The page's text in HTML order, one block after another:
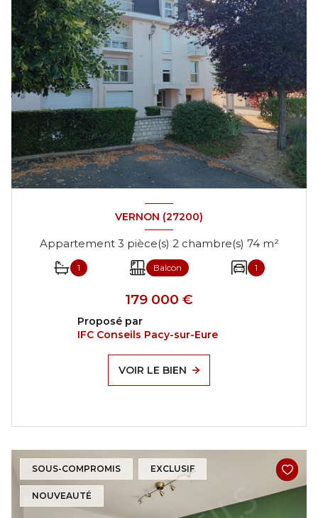
VERNON (27200)
Appartement 3 pièce(s) 2 chambre(s) 74 m²
1 Balcon 1
179 000 €
Proposé par
IFC Conseils Pacy-sur-Eure
VOIR LE BIEN
SOUS-COMPROMIS EXCLUSIF
NOUVEAUTÉ